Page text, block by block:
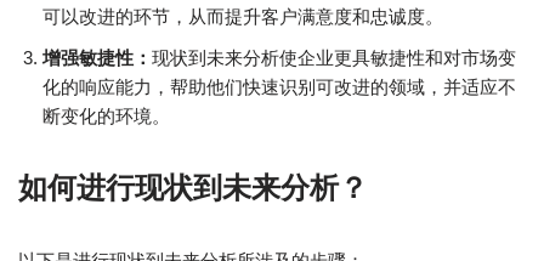
可以改进的环节，从而提升客户满意度和忠诚度。
增强敏捷性： 现状到未来分析使企业更具敏捷性和对市场变
化的响应能力，帮助他们快速识别可改进的领域，并适应不
断变化的环境。
如何进行现状到未来分析？